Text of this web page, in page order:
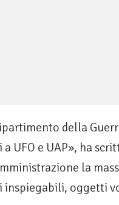
della
UFO e UAP», ha
la
inspiegabili, oggetti